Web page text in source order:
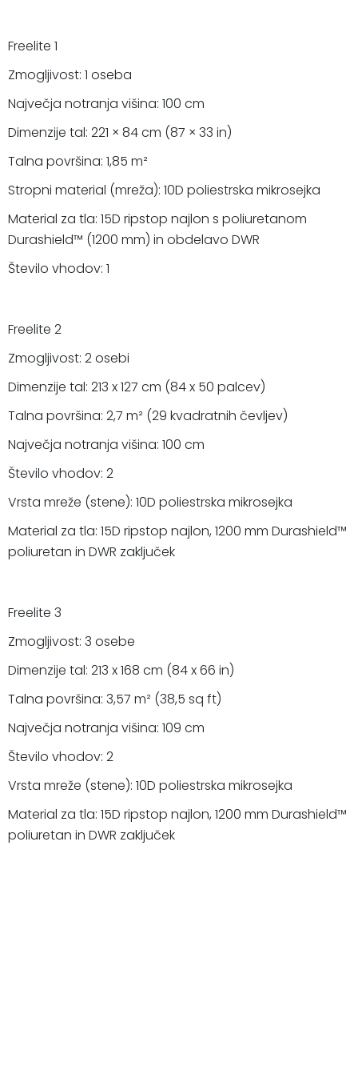
Freelite 1
Zmogljivost: 1 oseba
Največja notranja višina: 100 cm
Dimenzije tal: 221 × 84 cm (87 × 33 in)
Talna površina: 1,85 m²
Stropni material (mreža): 10D poliestrska mikrosejka
Material za tla: 15D ripstop najlon s poliuretanom
Durashield™ (1200 mm) in obdelavo DWR
Število vhodov: 1
Freelite 2
Zmogljivost: 2 osebi
Dimenzije tal: 213 x 127 cm (84 x 50 palcev)
Talna površina: 2,7 m² (29 kvadratnih čevljev)
Največja notranja višina: 100 cm
Število vhodov: 2
Vrsta mreže (stene): 10D poliestrska mikrosejka
Material za tla: 15D ripstop najlon, 1200 mm Durashield™
poliuretan in DWR zaključek
Freelite 3
Zmogljivost: 3 osebe
Dimenzije tal: 213 x 168 cm (84 x 66 in)
Talna površina: 3,57 m² (38,5 sq ft)
Največja notranja višina: 109 cm
Število vhodov: 2
Vrsta mreže (stene): 10D poliestrska mikrosejka
Material za tla: 15D ripstop najlon, 1200 mm Durashield™
poliuretan in DWR zaključek